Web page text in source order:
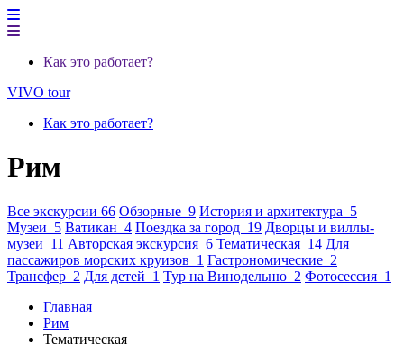
Как это работает?
VIVO tour
Как это работает?
Рим
Все экскурсии 66 Обзорные 9 История и архитектура 5
Музеи 5 Ватикан 4 Поездка за город 19 Дворцы и виллы-
музеи 11 Авторская экскурсия 6 Тематическая 14 Для
пассажиров морских круизов 1 Гастрономические 2
Трансфер 2 Для детей 1 Тур на Винодельню 2 Фотосессия 1
Главная
Рим
Тематическая